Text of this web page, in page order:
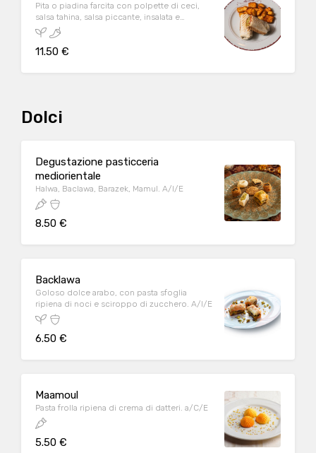
Pita o piadina farcita con polpette di ceci,
salsa tahina, salsa piccante, insalata e
pomodoro, accompagnata da salsa hommus
oppure patate con harissa oppure con
tabbulè. A/E
11.50 €
Dolci
Degustazione pasticceria
mediorientale
Halwa, Baclawa, Barazek, Mamul. A/I/E
8.50 €
Backlawa
Goloso dolce arabo, con pasta sfoglia
ripiena di noci e sciroppo di zucchero. A/I/E
6.50 €
Maamoul
Pasta frolla ripiena di crema di datteri. a/C/E
5.50 €